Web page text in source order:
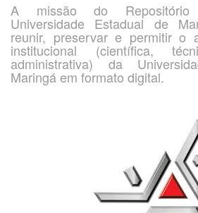
A missão do Repositório
Universidade Estadual de
reunir, preservar e permitir o
institucional (científica,
administrativa) da
Maringá em formato digital.